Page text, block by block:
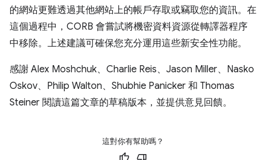
的網站更難透過其他網站上的帳戶存取或竊取您的資訊。在
這個過程中，CORB 會嘗試將機密資料資源從轉譯器程序
中移除。上述建議可確保您充分運用這些新安全性功能。
感謝 Alex Moshchuk、Charlie Reis、Jason Miller、Nasko
Oskov、Philip Walton、Shubhie Panicker 和 Thomas
Steiner 閱讀這篇文章的草稿版本，並提供意見回饋。
這對你有幫助嗎？